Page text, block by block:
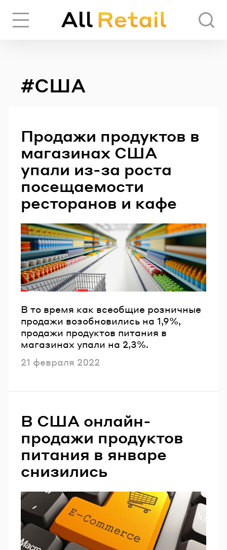
#США
Продажи продуктов в
магазинах США
упали из-за роста
посещаемости
ресторанов и кафе
В то время как всеобщие розничные
продажи возобновились на 1,9%,
продажи продуктов питания в
магазинах упали на 2,3%.
Опубликовано
21 февраля 2022
В США онлайн-
продажи продуктов
питания в январе
снизились
ЧЕРЕЗ СОЦИАЛЬНЫЕ СЕТИ
GOOGLE
ИЛИ
Email
Пароль
Забыли пароль?
ВОЙТИ